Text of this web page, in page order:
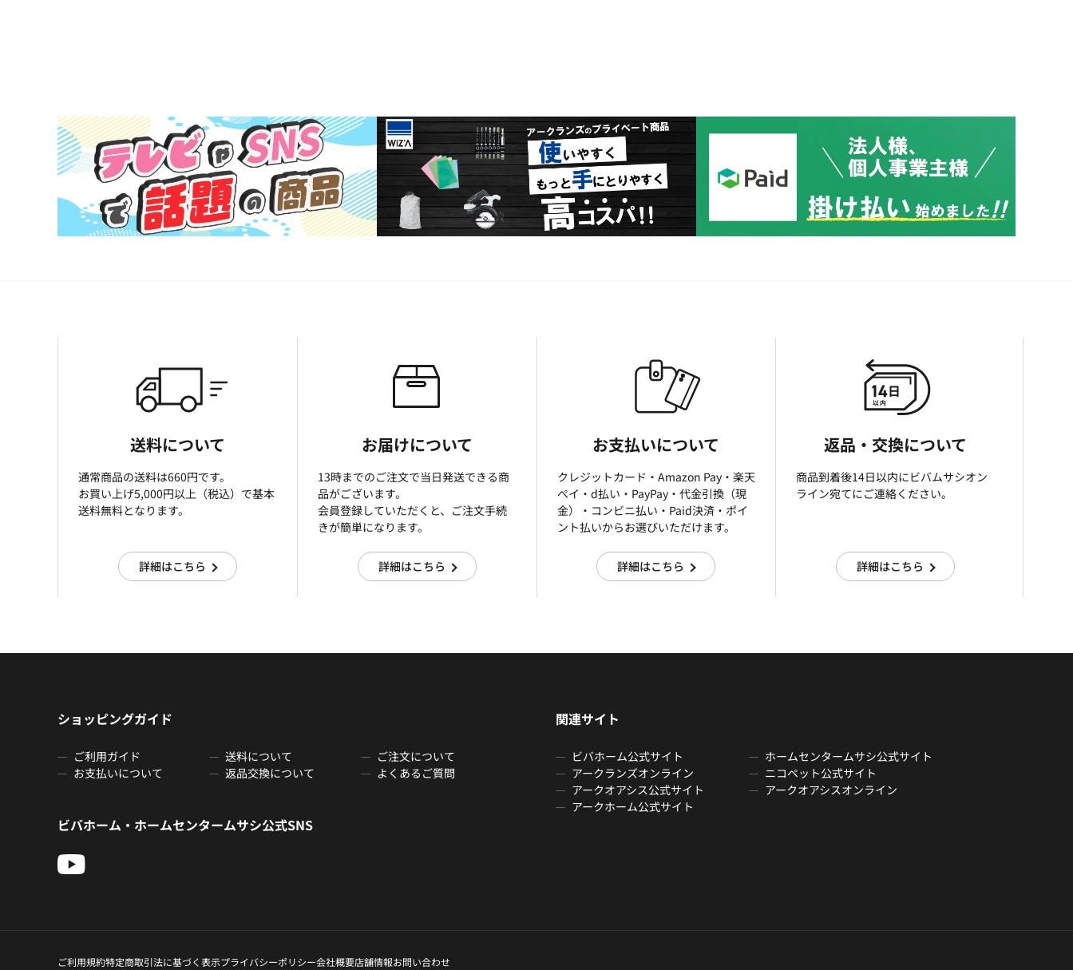
送料について
通常商品の送料は660円です。
お買い上げ5,000円以上（税込）で基本
送料無料となります。
詳細はこちら
お届けについて
13時までのご注文で当日発送できる商
品がございます。
会員登録していただくと、ご注文手続
きが簡単になります。
詳細はこちら
お支払いについて
クレジットカード・Amazon Pay・楽天
ぺイ・d払い・PayPay・代金引換（現
金）・コンビニ払い・Paid決済・ポイ
ント払いからお選びいただけます。
詳細はこちら
返品・交換について
商品到着後14日以内にビバムサシオン
ライン宛てにご連絡ください。
詳細はこちら
ショッピングガイド
ご利用ガイド 送料について
ご注文について
お支払いについて
返品交換について よくあるご質問
関連サイト
ビバホーム公式サイト
ホームセンタームサシ公式サイト
アークランズオンライン
ニコペット公式サイト
アークオアシス公式サイト
アークオアシスオンライン
アークホーム公式サイト
ビバホーム・ホームセンタームサシ公式SNS
ご利用規約特定商取引法に基づく表示プライバシーポリシー会社概要店舗情報お問い合わせ